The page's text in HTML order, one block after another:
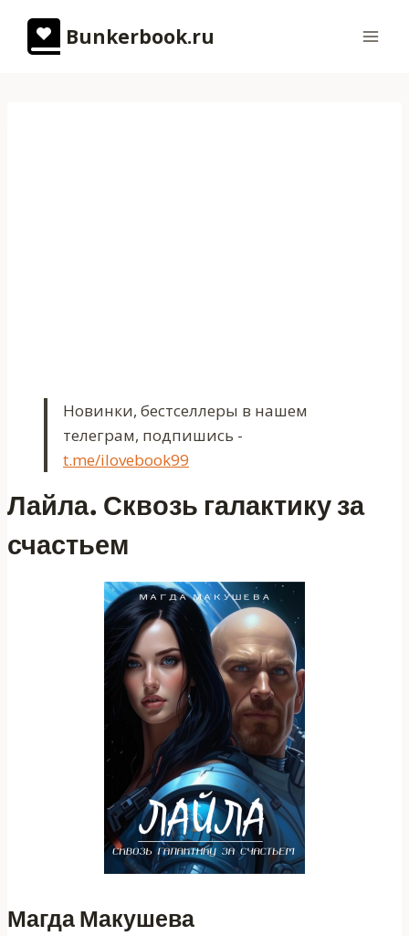
содержимому
Bunkerbook.ru
Новинки, бестселлеры в нашем
телеграм, подпишись -
t.me/ilovebook99
Лайла. Сквозь галактику за
счастьем
Магда Макушева